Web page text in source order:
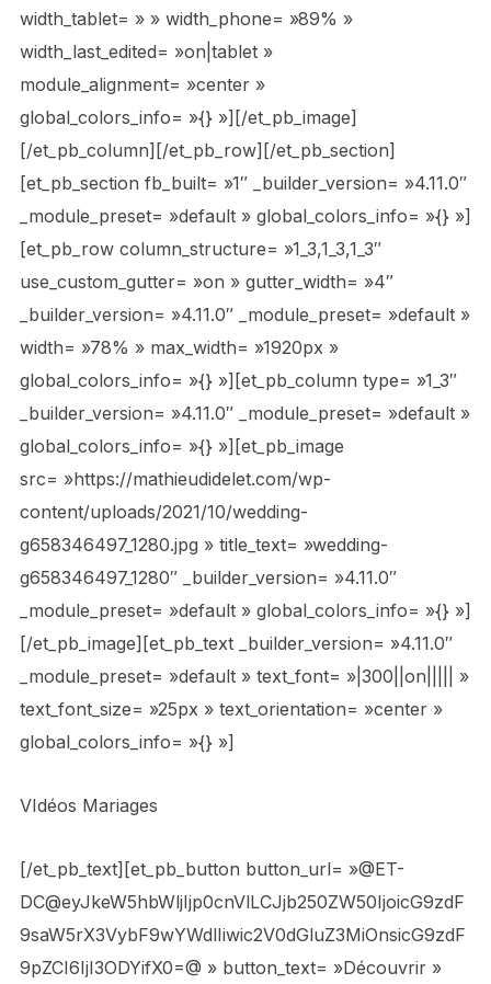
width_tablet= » » width_phone= »89% »
width_last_edited= »on|tablet »
module_alignment= »center »
global_colors_info= »{} »][/et_pb_image]
[/et_pb_column][/et_pb_row][/et_pb_section]
[et_pb_section fb_built= »1″ _builder_version= »4.11.0″
_module_preset= »default » global_colors_info= »{} »]
[et_pb_row column_structure= »1_3,1_3,1_3″
use_custom_gutter= »on » gutter_width= »4″
_builder_version= »4.11.0″ _module_preset= »default »
width= »78% » max_width= »1920px »
global_colors_info= »{} »][et_pb_column type= »1_3″
_builder_version= »4.11.0″ _module_preset= »default »
global_colors_info= »{} »][et_pb_image
src= »https://mathieudidelet.com/wp-
content/uploads/2021/10/wedding-
g658346497_1280.jpg » title_text= »wedding-
g658346497_1280″ _builder_version= »4.11.0″
_module_preset= »default » global_colors_info= »{} »]
[/et_pb_image][et_pb_text _builder_version= »4.11.0″
_module_preset= »default » text_font= »|300||on||||| »
text_font_size= »25px » text_orientation= »center »
global_colors_info= »{} »]
VIdéos Mariages
[/et_pb_text][et_pb_button button_url= »@ET-
DC@eyJkeW5hbWljIjp0cnVlLCJjb250ZW50IjoicG9zdF
9saW5rX3VybF9wYWdlIiwic2V0dGluZ3MiOnsicG9zdF
9pZCI6IjI3ODYifX0=@ » button_text= »Découvrir »